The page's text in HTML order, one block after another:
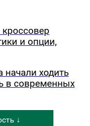
и опции,
ходить
в современных
↓